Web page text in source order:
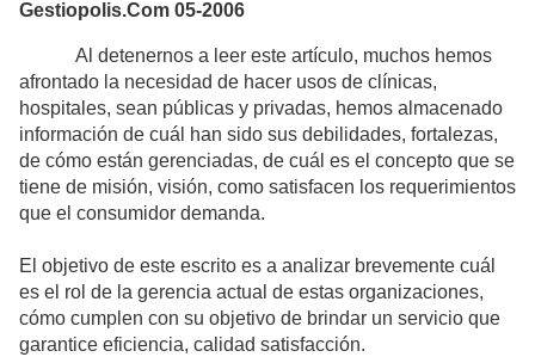
Gestiopolis.Com 05-2006
Al detenernos a leer este artículo, muchos hemos
afrontado la necesidad de hacer usos de clínicas,
hospitales, sean públicas y privadas, hemos almacenado
información de cuál han sido sus debilidades, fortalezas,
de cómo están gerenciadas, de cuál es el concepto que se
tiene de misión, visión, como satisfacen los requerimientos
que el consumidor demanda.
El objetivo de este escrito es a analizar brevemente cuál
es el rol de la gerencia actual de estas organizaciones,
cómo cumplen con su objetivo de brindar un servicio que
garantice eficiencia, calidad satisfacción.